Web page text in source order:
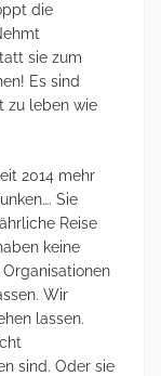
die
sie zum
Es sind
zu leben wie
2014 mehr
Sie
Reise
keine
Wir
lassen.
sind. Oder sie